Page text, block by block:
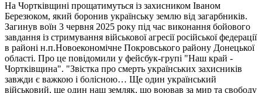
На Чортківщині прощатимуться із захисником Іваном
Березюком, який боронив українську землю від загарбників.
Загинув воїн 3 червня 2025 року під час виконання бойового
завдання із стримування військової агресії російської федерації
в районі н.п.Новоекономічне Покровського району Донецької
області. Про це повідомили у фейсбук-групі "Наш край -
Чортківщина". "Звістка про смерть українських захисників
завжди є важкою і болісною… Ще один український
військовий, ще один наш земляк, що воював за мир та свободу